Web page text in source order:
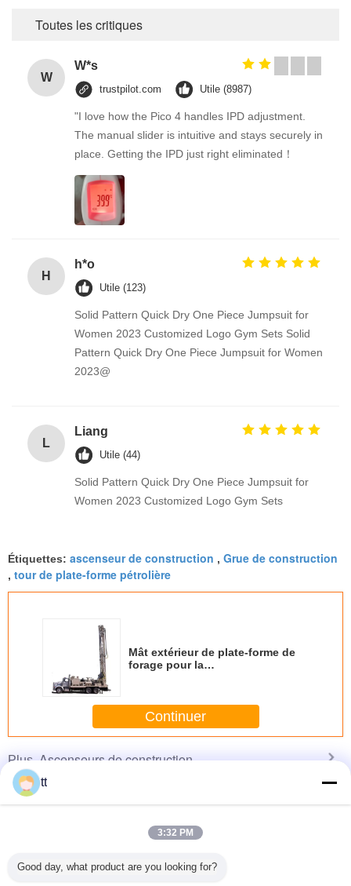
Toutes les critiques
W
W*s
trustpilot.com Utile (8987)
"I love how the Pico 4 handles IPD adjustment.
The manual slider is intuitive and stays securely in
place. Getting the IPD just right eliminated！
H
h*o
Utile (123)
Solid Pattern Quick Dry One Piece Jumpsuit for
Women 2023 Customized Logo Gym Sets Solid
Pattern Quick Dry One Piece Jumpsuit for Women
2023@
L
Liang
Utile (44)
Solid Pattern Quick Dry One Piece Jumpsuit for
Women 2023 Customized Logo Gym Sets
Étiquettes: ascenseur de construction , Grue de construction
, tour de plate-forme pétrolière
Mât extérieur de plate-forme de
forage pour la
Continuer
PlusAscenseurs de construction
de
d'individu
SC200/200/grue
tt
3:32 PM
Good day, what product are you looking for?